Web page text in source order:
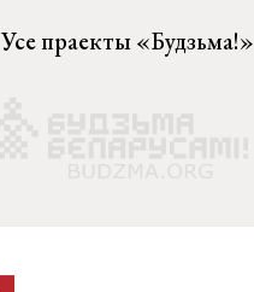
Усе праекты «Будзьма!»